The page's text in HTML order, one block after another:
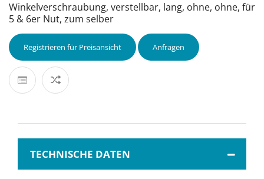
Winkelverschraubung, verstellbar, lang, ohne, ohne, für
5 & 6er Nut, zum selber
Registrieren für Preisansicht Anfragen
TECHNISCHE DATEN